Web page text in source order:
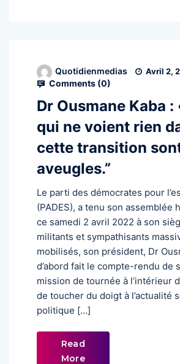
Quotidienmedias Avril 2,
Comments (0)
Dr Ousmane Kaba :
qui ne voient rien
cette transition
aveugles.”
Le parti des démocrates pour
(PADES), a tenu son assemblée
ce samedi 2 avril 2022 à son
militants et sympathisants
mobilisés, son président, Dr
d’abord fait le compte-rendu de
mission de tournée à l’intérieur
de toucher du doigt à l’actualité
politique […]
Read
More